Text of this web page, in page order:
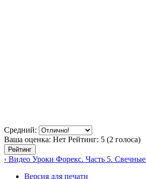
Средний:
Ваша оценка: Нет Рейтинг: 5 (2 голоса)
‹ Видео Уроки Форекс. Часть 5.
Версия для печати